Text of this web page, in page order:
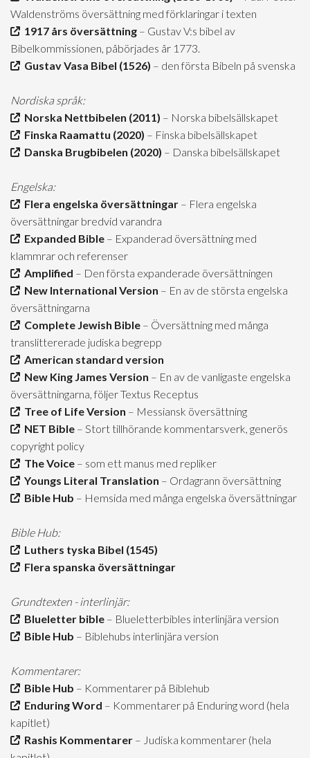
Waldenströms översättning med förklaringar i texten
1917 års översättning – Gustav V:s bibel av
Bibelkommissionen, påbörjades år 1773.
Gustav Vasa Bibel (1526) – den första Bibeln på svenska
Nordiska språk:
Norska Nettbibelen (2011) – Norska bibelsällskapet
Finska Raamattu (2020) – Finska bibelsällskapet
Danska Brugbibelen (2020) – Danska bibelsällskapet
Engelska:
Flera engelska översättningar – Flera engelska
översättningar bredvid varandra
Expanded Bible – Expanderad översättning med
klammrar och referenser
Amplified – Den första expanderade översättningen
New International Version – En av de största engelska
översättningarna
Complete Jewish Bible – Översättning med många
translittererade judiska begrepp
American standard version
New King James Version – En av de vanligaste engelska
översättningarna, följer Textus Receptus
Tree of Life Version – Messiansk översättning
NET Bible – Stort tillhörande kommentarsverk, generös
copyright policy
The Voice – som ett manus med repliker
Youngs Literal Translation – Ordagrann översättning
Bible Hub – Hemsida med många engelska översättningar
Bible Hub:
Luthers tyska Bibel (1545)
Flera spanska översättningar
Grundtexten - interlinjär:
Blueletter bible – Blueletterbibles interlinjära version
Bible Hub – Biblehubs interlinjära version
Kommentarer:
Bible Hub – Kommentarer på Biblehub
Enduring Word – Kommentarer på Enduring word (hela
kapitlet)
Rashis Kommentarer – Judiska kommentarer (hela